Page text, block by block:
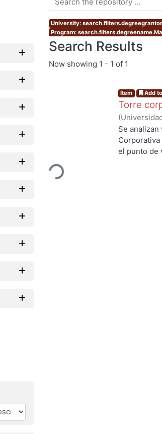
University:
Program:
Search Results
Now showing 1 - 1 of 1
Loading...
Item Add
Torre
(
de
Se
Corporativa
el punto de